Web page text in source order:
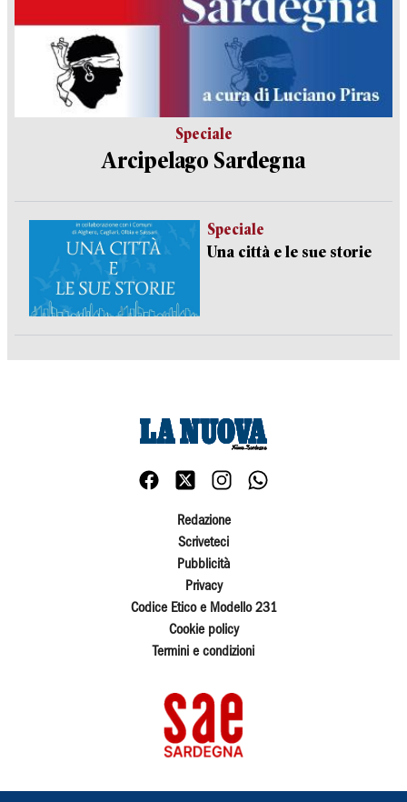
Speciale
Arcipelago Sardegna
Speciale
Una città e le sue storie
Redazione
Scriveteci
Pubblicità
Privacy
Codice Etico e Modello 231
Cookie policy
Termini e condizioni